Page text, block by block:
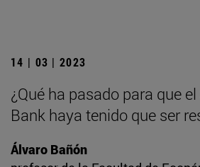
14 | 03 | 2023
¿Qué ha pasado para que
Bank haya tenido que ser
Álvaro Bañón